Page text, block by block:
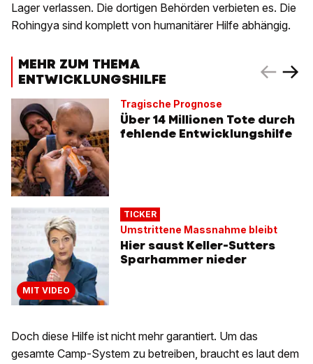
Lager verlassen. Die dortigen Behörden verbieten es. Die
Rohingya sind komplett von humanitärer Hilfe abhängig.
MEHR ZUM THEMA
ENTWICKLUNGSHILFE
Tragische Prognose
Über 14 Millionen Tote durch
fehlende Entwicklungshilfe
MIT VIDEO
TICKER
Umstrittene Massnahme bleibt
Hier saust Keller-Sutters
Sparhammer nieder
Doch diese Hilfe ist nicht mehr garantiert. Um das
gesamte Camp-System zu betreiben, braucht es laut dem